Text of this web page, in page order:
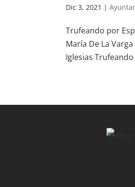
Dic 3, 2021 |
Trufeando por
María De La
Iglesias